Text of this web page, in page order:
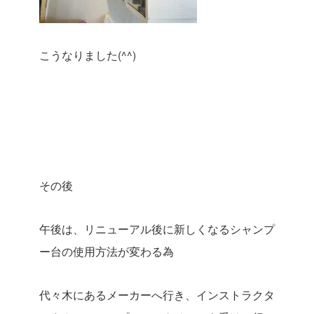
こうなりました(^^)
その後
午後は、リニューアル後に新しくなるシャンプ
ー台の使用方法が変わる為
代々木にあるメーカーへ行き、インストラクタ